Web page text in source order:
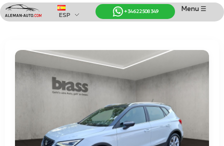
Coches de Alemania
Importación de Coches de Alemania
Menu ☰
+34 622 508 349
ESP